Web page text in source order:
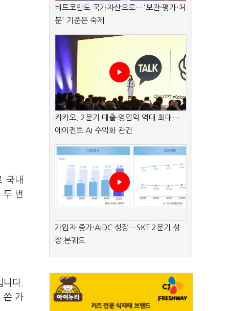
국내
두 번
다.
쏜 가
비트코인도 국가자산으로…'보관·평가·처
분' 기준은 숙제
카카오, 2분기 매출·영업익 역대 최대…
에이전트 AI 수익화 관건
가입자 증가·AIDC 성장…SKT 2분기 성
장 본궤도